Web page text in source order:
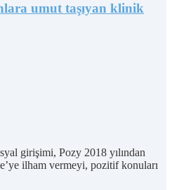
umut taşıyan klinik
girişimi, Pozy 2018 yılından
ilham vermeyi, pozitif konuları